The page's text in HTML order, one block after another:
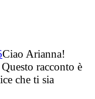
Ciao Arianna!
racconto è
che ti sia